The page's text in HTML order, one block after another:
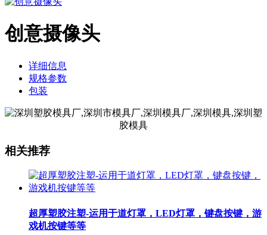
创意摄像头
详细信息
规格参数
包装
相关推荐
超厚塑胶注塑-运用于道灯罩，LED灯罩，键盘按键，游
戏机按键等等